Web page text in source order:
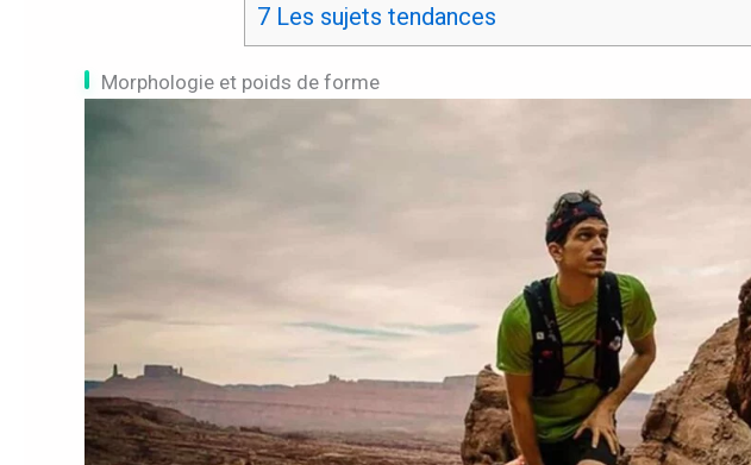
7 Les sujets tendances
Morphologie et poids de forme